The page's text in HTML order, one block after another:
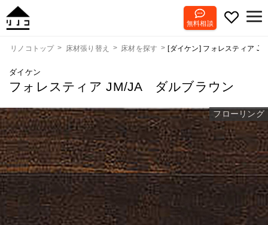
無料相談
リノコトップ 床材張り替え 床材を探す [ダイケン] フォレスティア
ダイケン
フォレスティア JM/JA ダルブラウン
フローリング